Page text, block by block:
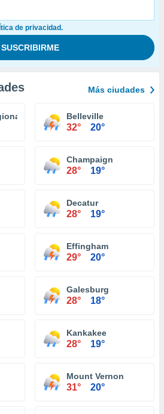
de privacidad.
Más ciudades
Central Illiniois Bloomington
Belleville
32° 20°
Champaign
28° 19°
Decatur
28° 19°
Effingham
29° 20°
Galesburg
28° 18°
Kankakee
28° 19°
Mount Vernon
31° 20°